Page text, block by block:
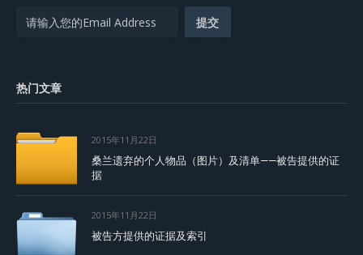
热门文章
2015年11月22日
桑兰遗弃的个人物品（图片）及清单——被告提供的证
据
2015年11月22日
被告方提供的证据及索引